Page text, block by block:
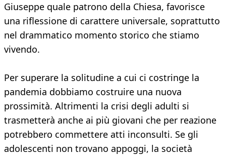
Giuseppe quale patrono della Chiesa, favorisce
una riflessione di carattere universale, soprattutto
nel drammatico momento storico che stiamo
vivendo.
Per superare la solitudine a cui ci costringe la
pandemia dobbiamo costruire una nuova
prossimità. Altrimenti la crisi degli adulti si
trasmetterà anche ai più giovani che per reazione
potrebbero commettere atti inconsulti. Se gli
adolescenti non trovano appoggi, la società